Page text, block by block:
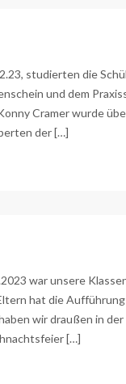
studierten die
und dem
Cramer wurde
der […]
war unsere
hat die
wir draußen in
[…]